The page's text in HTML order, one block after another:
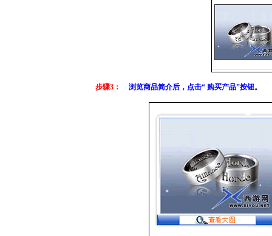
步骤3： 浏览商品简介后，点击“ 购买产品”按钮。